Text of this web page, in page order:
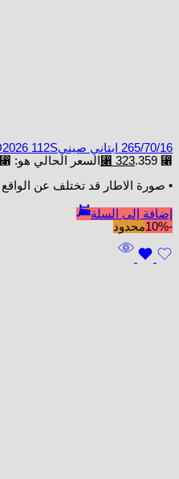
265/70/16 ابتاني صينيD2026 112S
⃁ 359.
⃁ 323 السعر الحالي هو: ⃁ 323.
• صورة الاطار قد تختلف عن الواقع
إضافة إلى السلة
-10%
محدود